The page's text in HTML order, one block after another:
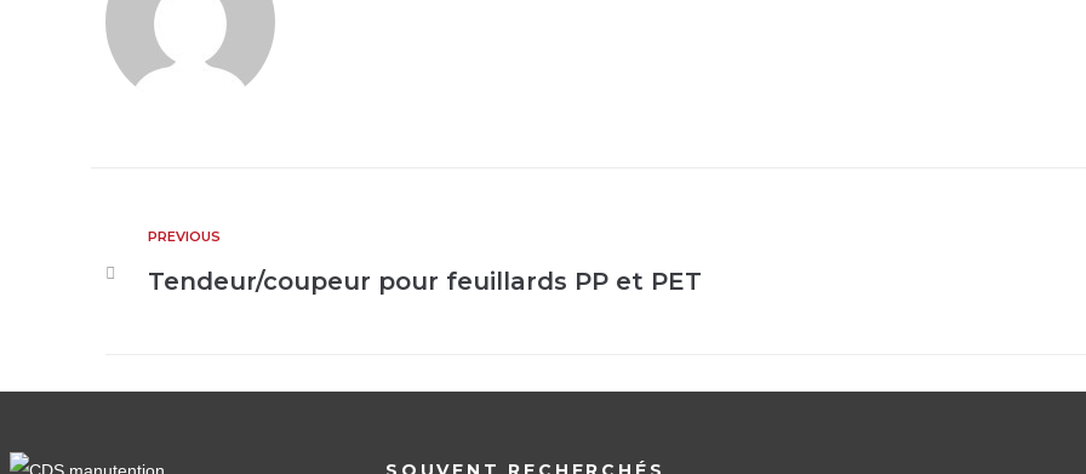
PREVIOUS
Tendeur/coupeur pour feuillards PP et PET